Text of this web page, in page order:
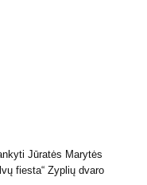
Jūratės Marytės
fiesta“ Zyplių dvaro